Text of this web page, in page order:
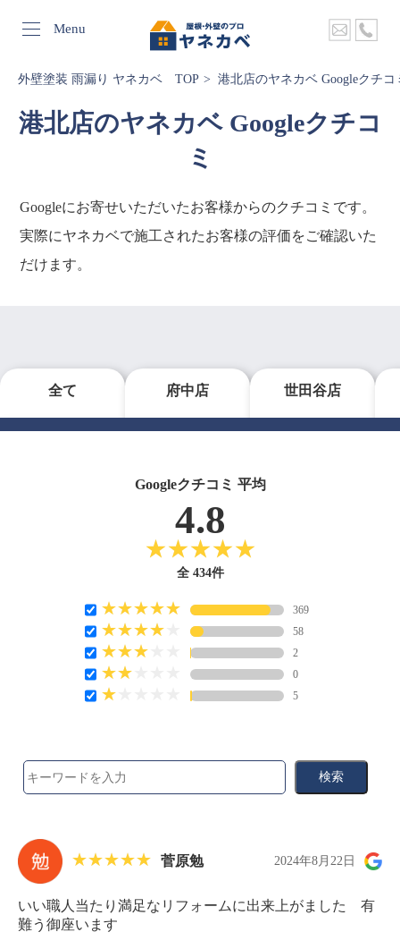
Menu
外壁塗装 雨漏り ヤネカベ TOP 港北店のヤネカベ Googleクチコ
港北店のヤネカベ Googleクチコ
ミ
Googleにお寄せいただいたお客様からのクチコミです。
実際にヤネカベで施工されたお客様の評価をご確認いた
だけます。
全て 府中店 世田谷店
Googleクチコミ 平均
4.8
全 434件
369
58
2
0
5
検索
菅原勉 2024年8月22日
いい職人当たり満足なリフォームに出来上がました 有
難う御座います